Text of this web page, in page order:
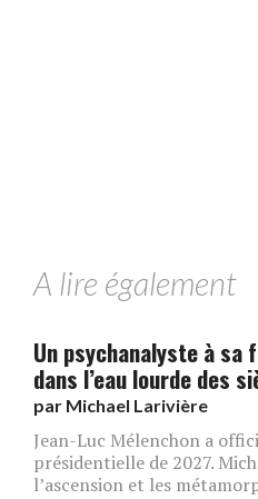
A lire également
Un psychanalyste à sa
dans l’eau lourde des
par Michael Larivière
Jean-Luc Mélenchon a
présidentielle de 2027.
l’ascension et les